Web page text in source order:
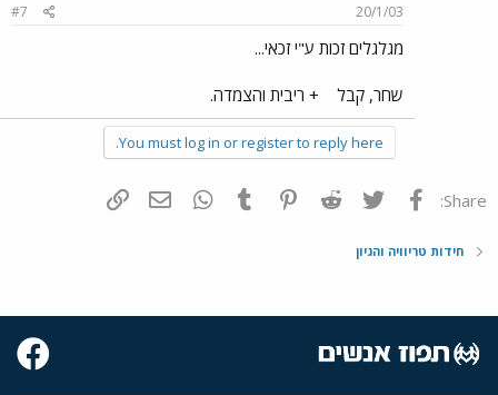
20/1/03
#7
מגלגלים זכות ע"י זכאי...
שחר, קבל + ריבית והצמדה.
You must log in or register to reply here.
Share: פייסבוק Twitter
Reddit
Pinterest
Tumblr
WhatsAppדואר אלקטרוני
חידות טריוויה והגיון